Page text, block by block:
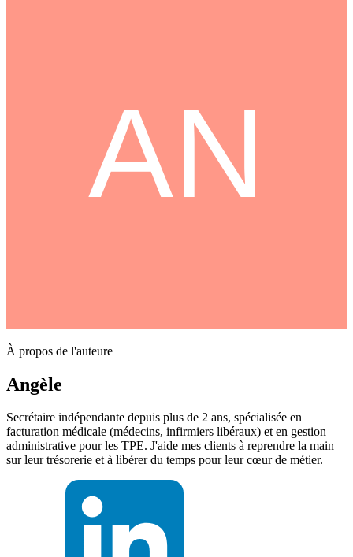
AN
À propos de l'auteure
Angèle
Secrétaire indépendante depuis plus de 2 ans, spécialisée en
facturation médicale (médecins, infirmiers libéraux) et en gestion
administrative pour les TPE. J'aide mes clients à reprendre la main
sur leur trésorerie et à libérer du temps pour leur cœur de métier.